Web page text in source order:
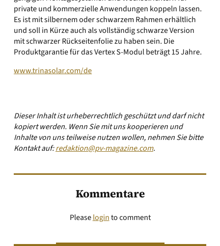
private und kommerzielle Anwendungen koppeln lassen.
Es ist mit silbernem oder schwarzem Rahmen erhältlich
und soll in Kürze auch als vollständig schwarze Version
mit schwarzer Rückseitenfolie zu haben sein. Die
Produktgarantie für das Vertex S-Modul beträgt 15 Jahre.
www.trinasolar.com/de
Dieser Inhalt ist urheberrechtlich geschützt und darf nicht
kopiert werden. Wenn Sie mit uns kooperieren und
Inhalte von uns teilweise nutzen wollen, nehmen Sie bitte
Kontakt auf:redaktion@pv-magazine.com.
Kommentare
Pleaseloginto comment